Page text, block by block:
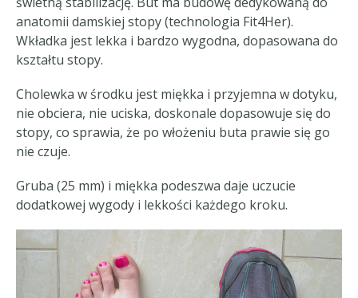
anatomii damskiej stopy (technologia Fit4Her).
Wkładka jest lekka i bardzo wygodna, dopasowana do
kształtu stopy.
Cholewka w środku jest miękka i przyjemna w dotyku,
nie obciera, nie uciska, doskonale dopasowuje się do
stopy, co sprawia, że po włożeniu buta prawie się go
nie czuje.
Gruba (25 mm) i miękka podeszwa daje uczucie
dodatkowej wygody i lekkości każdego kroku.